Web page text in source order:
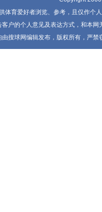
体育爱好者浏览、参考，且仅作个
户的个人意见及表达方式，和本
搜球网编辑发布，版权所有，严